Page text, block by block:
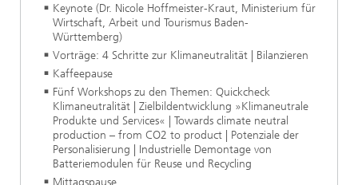
Keynote (Dr. Nicole Hoffmeister-Kraut, Ministerium für
Wirtschaft, Arbeit und Tourismus Baden-
Württemberg)
Vorträge: 4 Schritte zur Klimaneutralität | Bilanzieren
Kaffeepause
Fünf Workshops zu den Themen: Quickcheck
Klimaneutralität | Zielbildentwicklung »Klimaneutrale
Produkte und Services« | Towards climate neutral
production – from CO2 to product | Potenziale der
Personalisierung | Industrielle Demontage von
Batteriemodulen für Reuse und Recycling
Mittagspause